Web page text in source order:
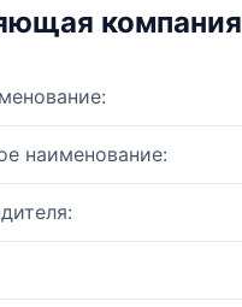
компания
наименование: